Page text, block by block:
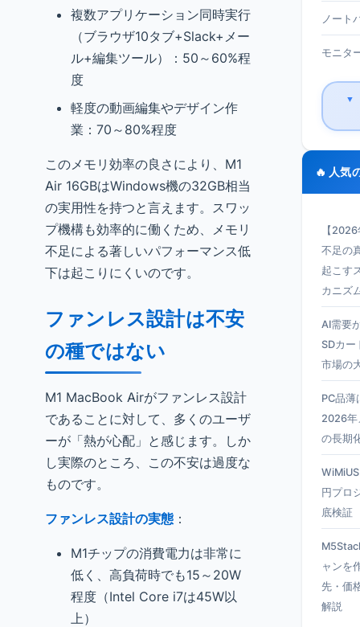
複数アプリケーション同時実行
（ブラウザ10タブ+Slack+メー
ル+編集ツール）：50～60%程
度
軽度の動画編集やデザイン作
業：70～80%程度
このメモリ効率の良さにより、M1
Air 16GBはWindows機の32GB相当
の実用性を持つと言えます。スワッ
プ機構も効率的に働くため、メモリ
不足による著しいパフォーマンス低
下は起こりにくいのです。
ファンレス設計は不安
の種ではない
M1 MacBook Airがファンレス設計
であることに対して、多くのユーザ
ーが「熱が心配」と感じます。しか
し実際のところ、この不安は過度な
ものです。
ファンレス設計の実態 ：
M1チップの消費電力は非常に
低く、高負荷時でも15～20W
程度（Intel Core i7は45W以
上）
ノート
モニタ
▼
🔥 人気
【
不足の
起こす
カニズ
AI需要
SDカー
市場の
PC品薄
2026年
の長期
円プロ
底検証
ャンを
先・価
解説